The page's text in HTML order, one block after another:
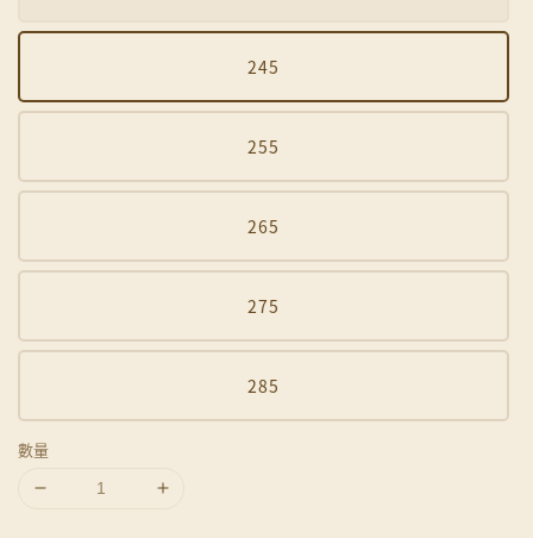
245
255
265
275
285
數量